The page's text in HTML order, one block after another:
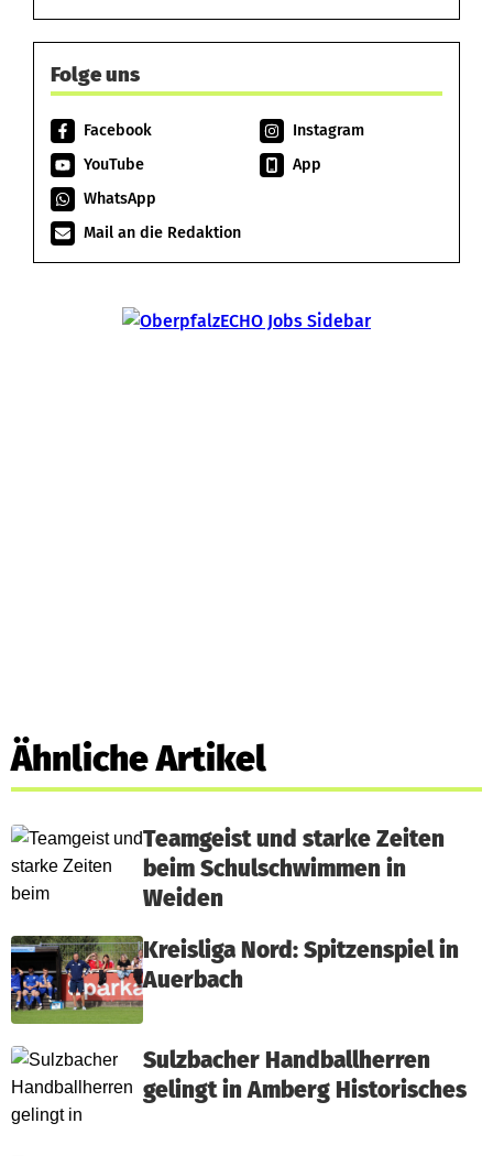
Folge uns
Facebook
Instagram
YouTube
App
WhatsApp
Mail an die Redaktion
Ähnliche Artikel
Teamgeist und starke Zeiten
beim Schulschwimmen in
Weiden
Kreisliga Nord: Spitzenspiel in
Auerbach
Sulzbacher Handballherren
gelingt in Amberg Historisches